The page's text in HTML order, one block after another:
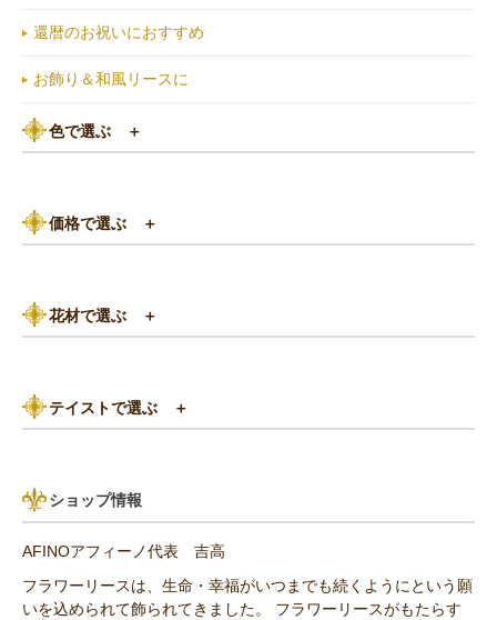
還暦のお祝いにおすすめ
お飾り＆和風リースに
色で選ぶ ＋
黄色・オレンジ系
赤（レッド）系
グリーン（緑色）系
価格で選ぶ ＋
3,000円～5,000円
8,000円～10,000円
花材で選ぶ ＋
あじさい
ひまわり
その他の花材
セミオーダー作品
テイストで選ぶ ＋
アンティーク
ショップ情報
AFINOアフィーノ代表 吉高
フラワーリースは、生命・幸福がいつまでも続くようにという願
いを込められて飾られてきました。 フラワーリースがもたらす